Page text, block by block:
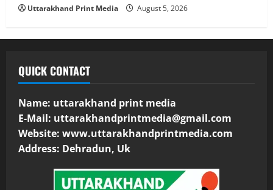
Uttarakhand Print Media August 5, 2026
QUICK CONTACT
Name: uttarakhand print media
E-Mail: uttarakhandprintmedia@gmail.com
Website: www.uttarakhandprintmedia.com
Address: Dehradun, Uk